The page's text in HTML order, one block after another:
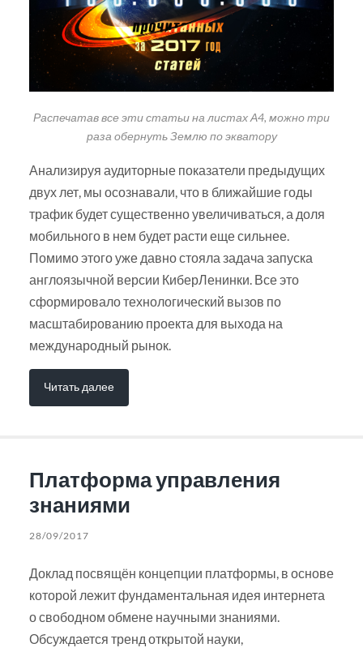
Распечатав все эти статьи на листах А4, можно три
раза обернуть Землю по экватору
Анализируя аудиторные показатели предыдущих
двух лет, мы осознавали, что в ближайшие годы
трафик будет существенно увеличиваться, а доля
мобильного в нем будет расти еще сильнее.
Помимо этого уже давно стояла задача запуска
англоязычной версии КиберЛенинки. Все это
сформировало технологический вызов по
масштабированию проекта для выхода на
международный рынок.
Читать далее
Платформа управления
знаниями
28/09/2017
Доклад посвящён концепции платформы, в основе
которой лежит фундаментальная идея интернета
о свободном обмене научными знаниями.
Обсуждается тренд открытой науки,